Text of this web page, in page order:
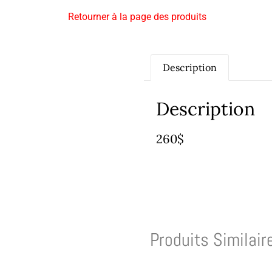
Retourner à la page des produits
Description
Description
260$
Produits